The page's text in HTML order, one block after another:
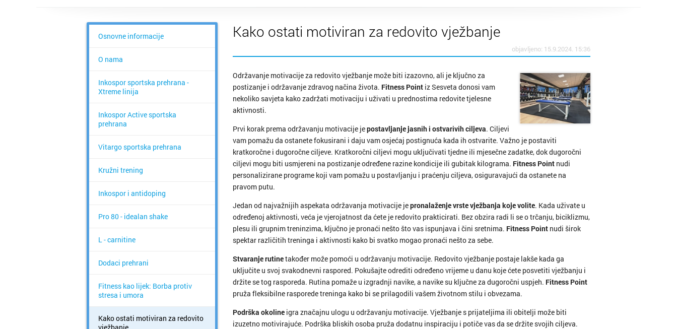
Donja Stubica
Drniš
Dubrovnik
Dugo Selo
Imotski
Ivanić Grad
Jastrebarsko
Karlovac
Kaštela
Koprivnica
Kraljevica
Krapina
Osnovne informacije
O nama
Inkospor sportska prehrana -
Xtreme linija
Inkospor Active sportska
prehrana
Vitargo sportska prehrana
Kružni trening
Inkospor i antidoping
Pro 80 - idealan shake
L - carnitine
Dodaci prehrani
Fitness kao lijek: Borba protiv
stresa i umora
Kako ostati motiviran za redovito
Kako ostati motiviran za redovito vježbanje
objavljeno: 15.9.2024. 15:36
Održavanje motivacije za redovito vježbanje može biti izazovno, ali je ključno za
postizanje i održavanje zdravog načina života. Fitness Point iz Sesveta donosi vam
nekoliko savjeta kako zadržati motivaciju i uživati u prednostima redovite tjelesne
aktivnosti.
Prvi korak prema održavanju motivacije jepostavljanje jasnih i ostvarivih ciljeva. Ciljevi
vam pomažu da ostanete fokusirani i daju vam osjećaj postignuća kada ih ostvarite. Važno je postaviti
kratkoročne i dugoročne ciljeve. Kratkoročni ciljevi mogu uključivati tjedne ili mjesečne zadatke, dok dugoročni
ciljevi mogu biti usmjereni na postizanje određene razine kondicije ili gubitak kilograma. Fitness Point nudi
personalizirane programe koji vam pomažu u postavljanju i praćenju ciljeva, osiguravajući da ostanete na
pravom putu.
Jedan od najvažnijih aspekata održavanja motivacije jepronalaženje vrste vježbanja koje volite. Kada uživate u
određenoj aktivnosti, veća je vjerojatnost da ćete je redovito prakticirati. Bez obzira radi li se o trčanju, biciklizmu,
plesu ili grupnim treninzima, ključno je pronaći nešto što vas ispunjava i čini sretnima. Fitness Point nudi širok
spektar različitih treninga i aktivnosti kako bi svatko mogao pronaći nešto za sebe.
Stvaranje rutinetakođer može pomoći u održavanju motivacije. Redovito vježbanje postaje lakše kada ga
uključite u svoj svakodnevni raspored. Pokušajte odrediti određeno vrijeme u danu koje ćete posvetiti vježbanju i
držite se tog rasporeda. Rutina pomaže u izgradnji navike, a navike su ključne za dugoročni uspjeh. Fitness Point
pruža fleksibilne rasporede treninga kako bi se prilagodili vašem životnom stilu i obvezama.
Podrška okoline igra značajnu ulogu u održavanju motivacije. Vježbanje s prijateljima ili obitelji može biti
izuzetno motivirajuće. Podrška bliskih osoba pruža dodatnu inspiraciju i potiče vas da se držite svojih ciljeva.